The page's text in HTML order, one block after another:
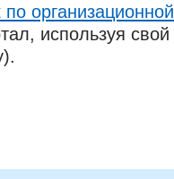
используя